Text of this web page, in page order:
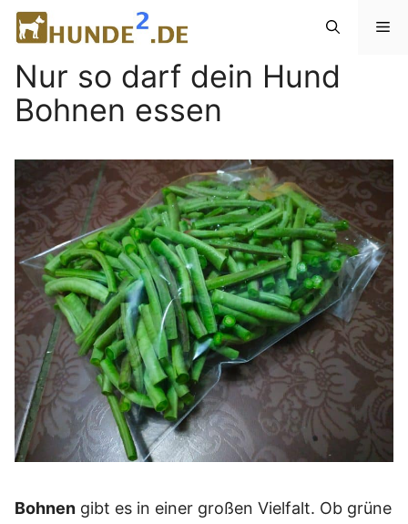
Zum
Inhalt
springen
Nur so darf dein Hund
Bohnen essen
Bohnen gibt es in einer großen Vielfalt. Ob grüne